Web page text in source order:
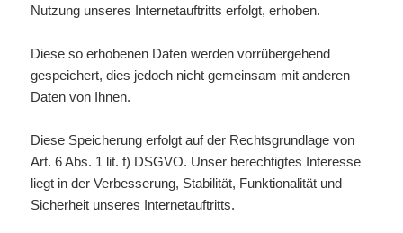
Nutzung unseres Internetauftritts erfolgt, erhoben.
Diese so erhobenen Daten werden vorrübergehend
gespeichert, dies jedoch nicht gemeinsam mit anderen
Daten von Ihnen.
Diese Speicherung erfolgt auf der Rechtsgrundlage von
Art. 6 Abs. 1 lit. f) DSGVO. Unser berechtigtes Interesse
liegt in der Verbesserung, Stabilität, Funktionalität und
Sicherheit unseres Internetauftritts.